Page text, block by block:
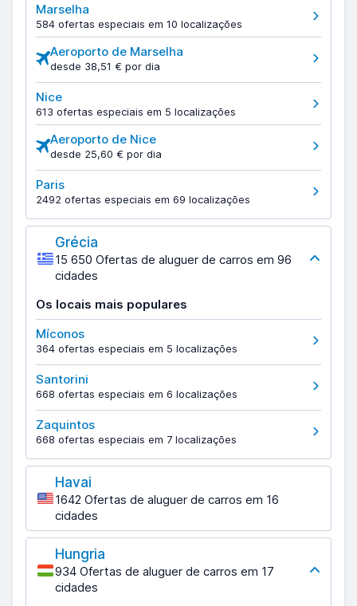
Marselha
584 ofertas especiais em 10 localizações
Aeroporto de Marselha
desde 38,51 € por dia
Nice
613 ofertas especiais em 5 localizações
Aeroporto de Nice
desde 25,60 € por dia
Paris
2492 ofertas especiais em 69 localizações
Grécia
15 650 Ofertas de aluguer de carros em 96
cidades
Os locais mais populares
Míconos
364 ofertas especiais em 5 localizações
Santorini
668 ofertas especiais em 6 localizações
Zaquintos
668 ofertas especiais em 7 localizações
Havai
1642 Ofertas de aluguer de carros em 16
cidades
Hungria
934 Ofertas de aluguer de carros em 17
cidades